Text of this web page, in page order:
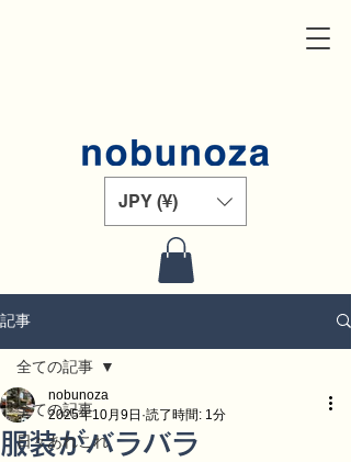
JPY (¥)
記事
全ての記事
日々あれこれ
全ての記事
服装がバラバラ
nobunoza
2025年10月9日 読了時間: 1分